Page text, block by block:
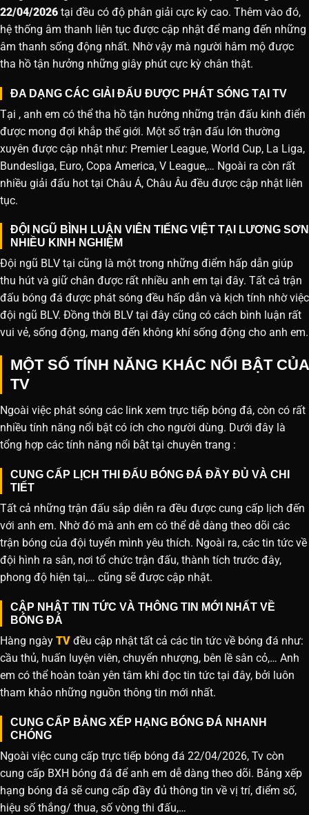
22/04/2026 tại đều có độ phân giải cực kỳ cao. Thêm vào đó,
hệ thống âm thanh liên tục được cập nhật để mang đến những
âm thanh sống động nhất. Nhờ vậy mà người hâm mộ được
tha hồ tận hưởng những giây phút cực kỳ chân thật.
ĐA DẠNG CÁC GIẢI ĐẤU ĐƯỢC PHÁT SÓNG TẠI TV
Tại , anh em có thể tha hồ tận hưởng những trận đấu kinh điển
được mong đợi khắp thế giới. Một số trận đấu lớn thường
xuyên được cập nhật như: Premier League, World Cup, La Liga,
Bundesliga, Euro, Copa America, V League,… Ngoài ra còn rất
nhiều giải đấu hot tại Châu Á, Châu Âu đều được cập nhật liên
tục.
ĐỘI NGŨ BÌNH LUẬN VIÊN TIẾNG VIỆT TẠI LƯƠNG SƠN
NHIỀU KINH NGHIỆM
Đội ngũ BLV tại cũng là một trong những điểm hấp dẫn giúp
thu hút và giữ chân được rất nhiều anh em tại đây. Tất cả trận
đấu bóng đá được phát sóng đều hấp dẫn và kịch tính nhờ việc
đội ngũ BLV. Đồng thời BLV tại đây cũng có cách bình luận rất
vui vẻ, sống động, mang đến không khí sống động cho anh em.
MỘT SỐ TÍNH NĂNG KHÁC NỔI BẬT CỦA
TV
Ngoài việc phát sóng các link xem trực tiếp bóng đá, còn có rất
nhiều tính năng nổi bật có ích cho người dùng. Dưới đây là
tổng hợp các tính năng nổi bật tại chuyên trang :
CUNG CẤP LỊCH THI ĐẤU BÓNG ĐÁ ĐẦY ĐỦ VÀ CHI
TIẾT
Tất cả những trận đấu sắp diễn ra đều được cung cấp lịch đến
với anh em. Nhờ đó mà anh em có thể dễ dàng theo dõi các
trận bóng của đội tuyển mình yêu thích. Ngoài ra, các tin tức về
đội hình ra sân, nơi tổ chức trận đấu, thành tích trước đây,
phong độ hiện tại,… cũng sẽ được cập nhật.
CẬP NHẬT TIN TỨC VÀ THÔNG TIN MỚI NHẤT VỀ
BÓNG ĐÁ
Hàng ngày TV đều cập nhật tất cả các tin tức về bóng đá như:
cầu thủ, huấn luyện viên, chuyển nhượng, bên lề sân cỏ,… Anh
em có thể hoàn toàn yên tâm khi đọc tin tức tại đây, bởi luôn
tham khảo những nguồn thông tin mới nhất.
CUNG CẤP BẢNG XẾP HẠNG BÓNG ĐÁ NHANH
CHÓNG
Ngoài việc cung cấp trực tiếp bóng đá 22/04/2026, Tv còn
cung cấp BXH bóng đá để anh em dễ dàng theo dõi. Bảng xếp
hạng bóng đá sẽ cung cấp đầy đủ thông tin về vị trí, điểm số,
hiệu số thắng/ thua, số vòng thi đấu,…